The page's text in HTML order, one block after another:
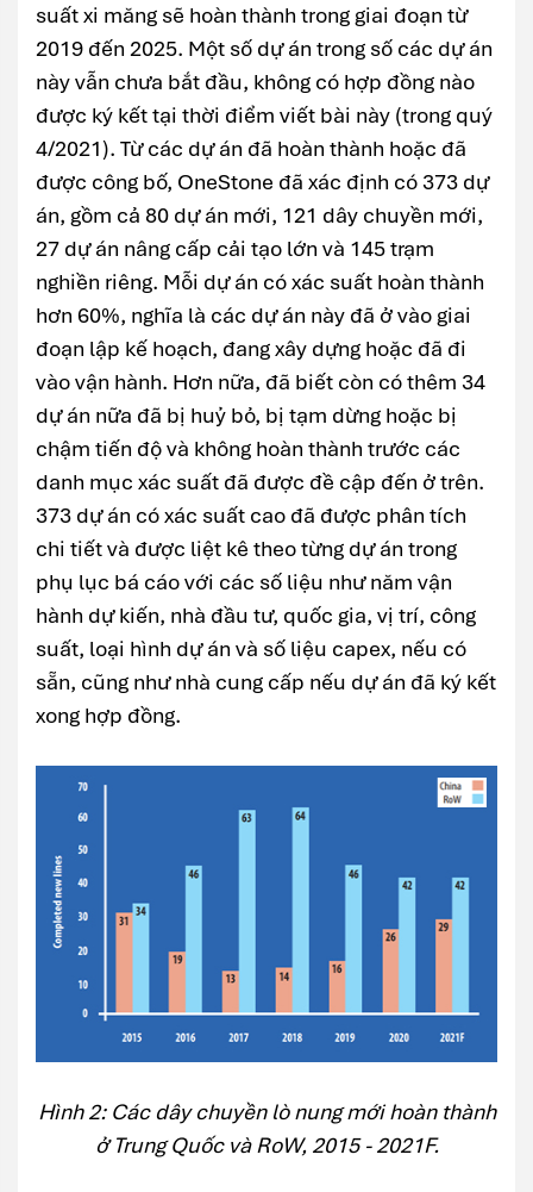
suất xi măng sẽ hoàn thành trong giai đoạn từ
2019 đến 2025. Một số dự án trong số các dự án
này vẫn chưa bắt đầu, không có hợp đồng nào
được ký kết tại thời điểm viết bài này (trong quý
4/2021). Từ các dự án đã hoàn thành hoặc đã
được công bố, OneStone đã xác định có 373 dự
án, gồm cả 80 dự án mới, 121 dây chuyền mới,
27 dự án nâng cấp cải tạo lớn và 145 trạm
nghiền riêng. Mỗi dự án có xác suất hoàn thành
hơn 60%, nghĩa là các dự án này đã ở vào giai
đoạn lập kế hoạch, đang xây dựng hoặc đã đi
vào vận hành. Hơn nữa, đã biết còn có thêm 34
dự án nữa đã bị huỷ bỏ, bị tạm dừng hoặc bị
chậm tiến độ và không hoàn thành trước các
danh mục xác suất đã được đề cập đến ở trên.
373 dự án có xác suất cao đã được phân tích
chi tiết và được liệt kê theo từng dự án trong
phụ lục bá cáo với các số liệu như năm vận
hành dự kiến, nhà đầu tư, quốc gia, vị trí, công
suất, loại hình dự án và số liệu capex, nếu có
sẵn, cũng như nhà cung cấp nếu dự án đã ký kết
xong hợp đồng.
Hình 2: Các dây chuyền lò nung mới hoàn thành
ở Trung Quốc và RoW, 2015 - 2021F.